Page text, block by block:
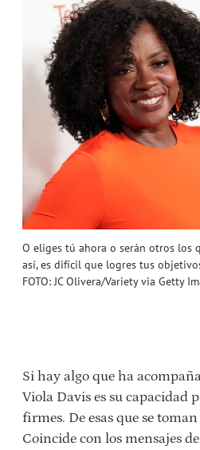
O eliges tú ahora o serán otros los
así, es difícil que logres tus
FOTO: JC Olivera/Variety via Getty
Si hay algo que ha
Viola Davis es su capacidad
firmes. De esas que se
Coincide con los mensajes